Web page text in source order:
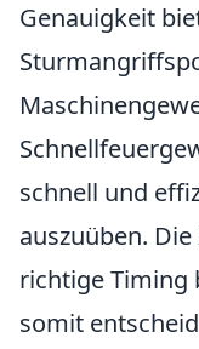
Genauigkeit
schnell und
auszuüben.
richtige Timing
somit